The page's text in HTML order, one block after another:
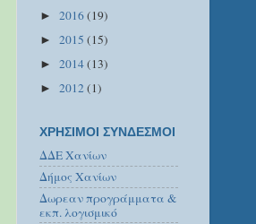
► 2016(19)
► 2015 (15)
► 2014(13)
► 2012(1)
ΧΡΗΣΙΜΟΙ ΣΥΝΔΕΣΜΟΙ
ΔΔΕ Χανίων
Δήμος Χανίων
Δωρεαν προγράμματα &
εκπ. λογισμικό